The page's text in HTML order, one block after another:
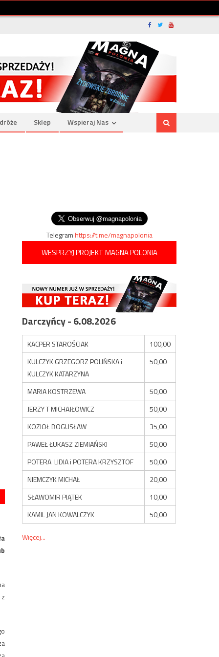
Sklep Wspieraj Nas
Telegramhttps://t.me/magnapolonia
WESPRZYJ PROJEKT MAGNA POLONIA
Darczyńcy - 6.08.2026
KACPER STAROŚCIAK
100,00
KULCZYK GRZEGORZ POLIŃSKA i
KULCZYK KATARZYNA
50,00
MARIA KOSTRZEWA
50,00
JERZY T MICHAJŁOWICZ
50,00
KOZIOŁ BOGUSŁAW
35,00
PAWEŁ ŁUKASZ ZIEMIAŃSKI
50,00
POTERA LIDIA i POTERA KRZYSZTOF
50,00
NIEMCZYK MICHAŁ
20,00
SŁAWOMIR PIĄTEK
10,00
KAMIL JAN KOWALCZYK
50,00
Więcej...